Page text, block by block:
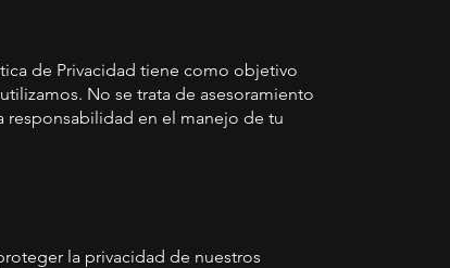
de Privacidad tiene como objetivo
No se trata de asesoramiento
responsabilidad en el manejo de tu
la privacidad de nuestros